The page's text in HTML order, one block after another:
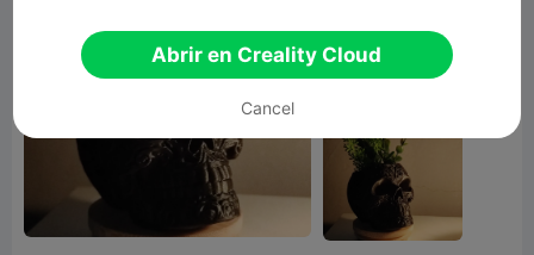
Abrir en Creality Cloud
Cancel